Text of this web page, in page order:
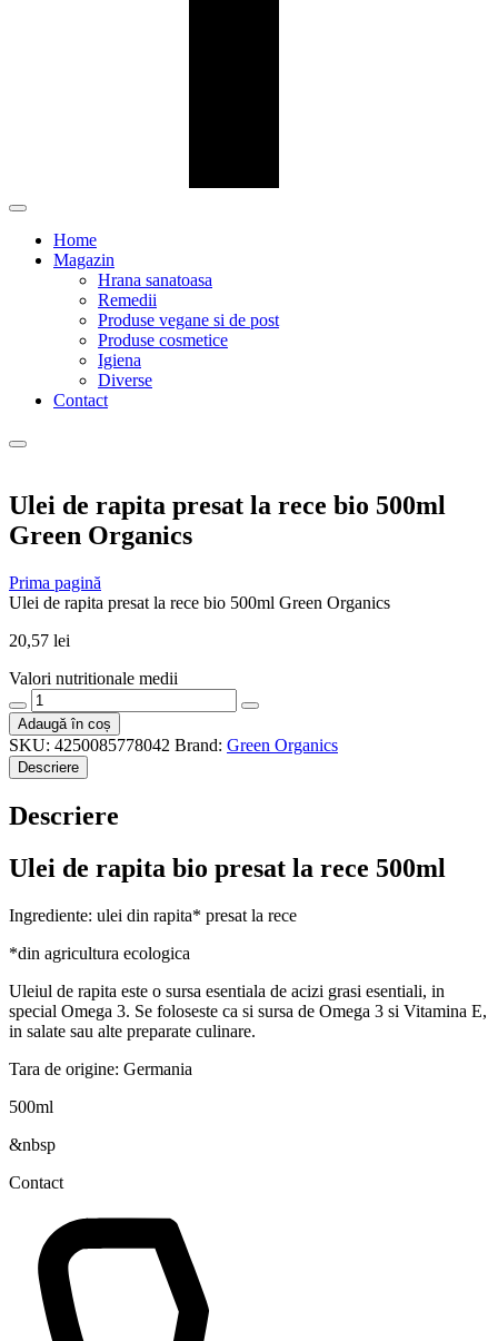
Home
Magazin
Hrana sanatoasa
Remedii
Produse vegane si de post
Produse cosmetice
Igiena
Diverse
Contact
Ulei de rapita presat la rece bio 500ml
Green Organics
Prima pagină
Ulei de rapita presat la rece bio 500ml Green Organics
20,57 lei
Valori nutritionale medii
Cantitate
Ulei
de
rapita
presat
rece
500ml
Green
Adaugă în coș
SKU: 4250085778042 Brand: Green Organics
Descriere
Descriere
Ulei de rapita bio presat la rece 500ml
Ingrediente: ulei din rapita* presat la rece
*din agricultura ecologica
Uleiul de rapita este o sursa esentiala de acizi grasi esentiali, in
special Omega 3. Se foloseste ca si sursa de Omega 3 si Vitamina E,
in salate sau alte preparate culinare.
Tara de origine: Germania
500ml
&nbsp
Contact